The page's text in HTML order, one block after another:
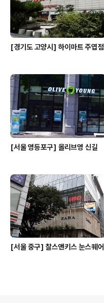
[경기도 고양시] 하이마트 주엽점
[서울 영등포구] 올리브영 신길
[서울 중구] 찰스앤키스 눈스퀘어